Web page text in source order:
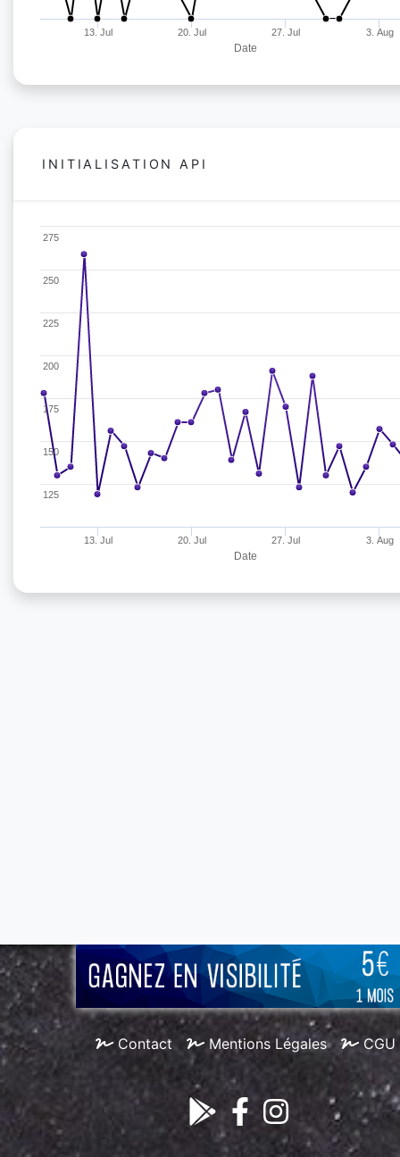
Date
13. Jul 20. Jul 27. Jul 3. Aug
INITIALISATION API
Date
13. Jul 20. Jul 27. Jul 3. Aug
125
150
175
200
225
250
275
Contact Mentions Légales CGU